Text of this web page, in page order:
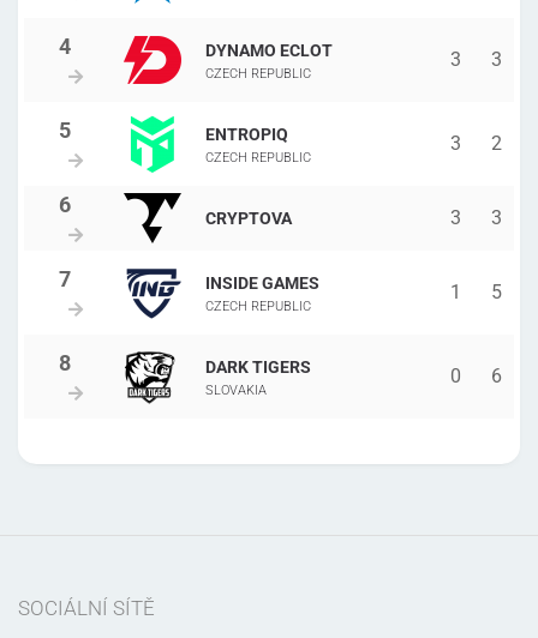
DYNAMO ECLOT
CZECH REPUBLIC
3 3
ENTROPIQ
CZECH REPUBLIC
3 2
CRYPTOVA 3 3
INSIDE GAMES
CZECH REPUBLIC
1 5
DARK TIGERS
SLOVAKIA
0 6
SOCIÁLNÍ SÍTĚ